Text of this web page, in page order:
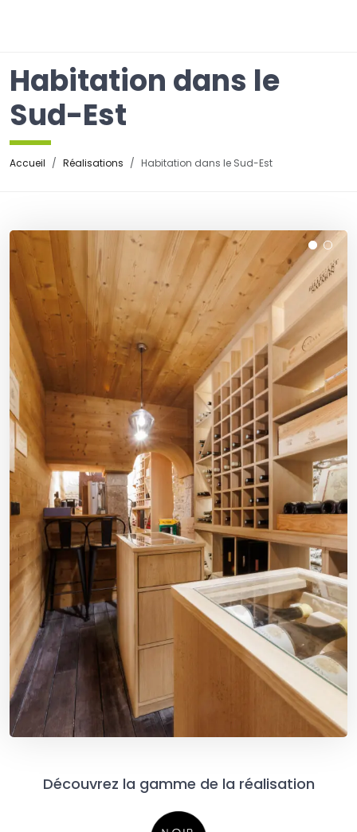
Habitation dans le
Sud-Est
Accueil Réalisations Habitation dans le Sud-Est
Découvrez la gamme de la réalisation